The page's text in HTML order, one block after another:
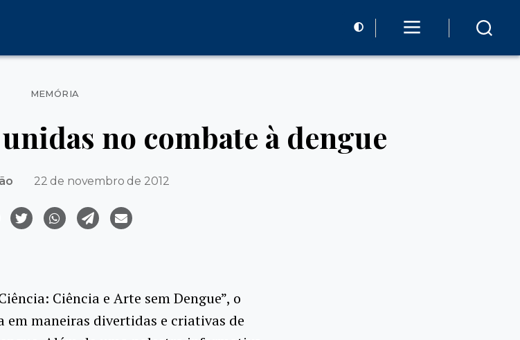
Categorias
MEMÓRIA
no combate à dengue
22 de novembro de 2012
Ciência e Arte sem Dengue”, o
em maneiras divertidas e criativas de